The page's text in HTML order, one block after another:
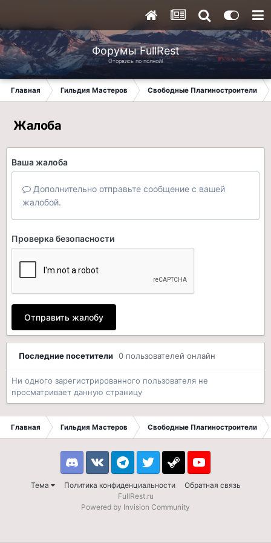
Форумы FullRest
Оторвись по полной!
Главная Гильдия Мастеров Свободные Плагиностроители
Жалоба
Ваша жалоба
Дополнительно отправьте сообщение с вашей
жалобой.
Проверка безопасности
Отправить жалобу
Последние посетители 0 пользователей онлайн
Ни одного зарегистрированного пользователя не
просматривает данную страницу
Главная Гильдия Мастеров Свободные Плагиностроители
Тема Политика конфиденциальности Обратная связь
DiscordVK TelegramTwitter Steam Youtube
FullRest.ru
Powered by Invision Community